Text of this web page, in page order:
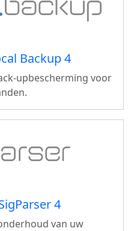
Backup 4
upbescherming voor
4
van uw